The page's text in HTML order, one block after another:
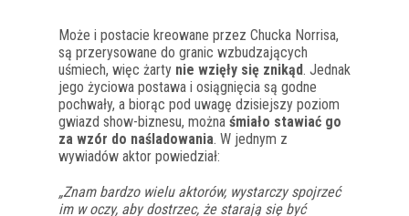
Może i postacie kreowane przez Chucka Norrisa,
są przerysowane do granic wzbudzających
uśmiech, więc żarty nie wzięły się znikąd. Jednak
jego życiowa postawa i osiągnięcia są godne
pochwały, a biorąc pod uwagę dzisiejszy poziom
gwiazd show-biznesu, można śmiało stawiać go
za wzór do naśladowania. W jednym z
wywiadów aktor powiedział:
„Znam bardzo wielu aktorów, wystarczy spojrzeć
im w oczy, aby dostrzec, że starają się być